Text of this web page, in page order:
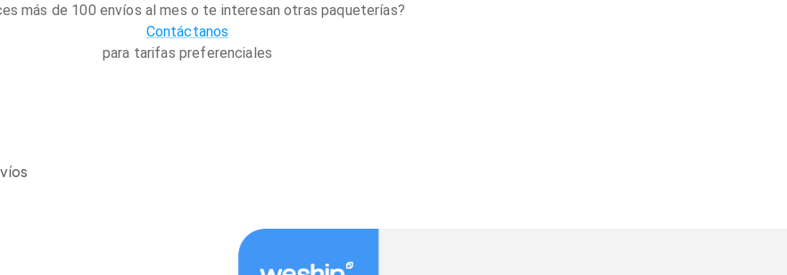
más de 100 envíos al mes o te interesan otras paqueterías?
Contáctanos
para tarifas preferenciales